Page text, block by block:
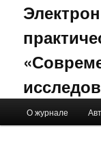
Skip to primary
Skip to
О журнале